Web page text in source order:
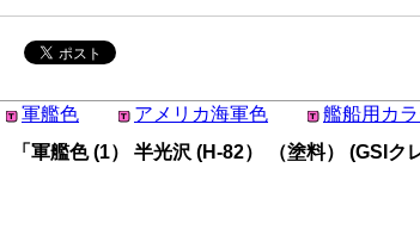
軍艦色 アメリカ海軍色 艦船用カ
「軍艦色 (1） 半光沢 (H-82） （塗料） (GSI